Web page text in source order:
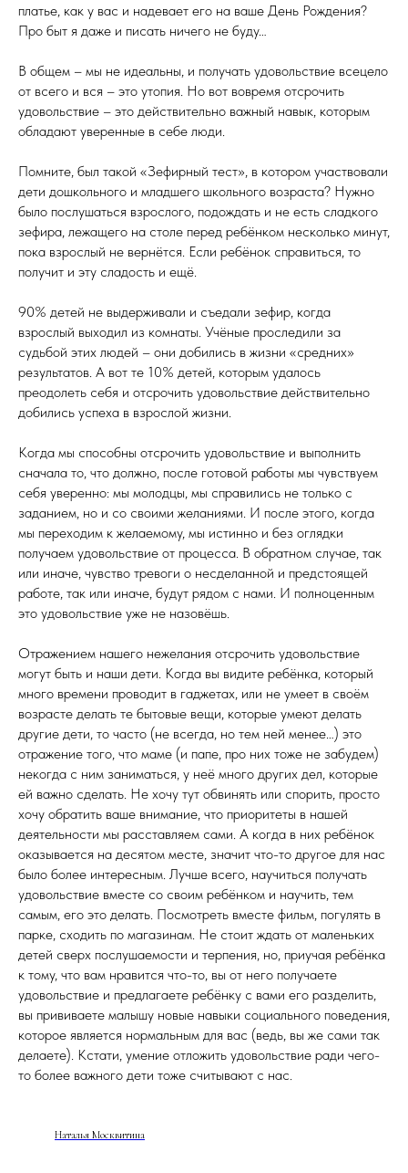
платье, как у вас и надевает его на ваше День Рождения?
Про быт я даже и писать ничего не буду…
В общем – мы не идеальны, и получать удовольствие всецело
от всего и вся – это утопия. Но вот вовремя отсрочить
удовольствие – это действительно важный навык, которым
обладают уверенные в себе люди.
Помните, был такой «Зефирный тест», в котором участвовали
дети дошкольного и младшего школьного возраста? Нужно
было послушаться взрослого, подождать и не есть сладкого
зефира, лежащего на столе перед ребёнком несколько минут,
пока взрослый не вернётся. Если ребёнок справиться, то
получит и эту сладость и ещё.
90% детей не выдерживали и съедали зефир, когда
взрослый выходил из комнаты. Учёные проследили за
судьбой этих людей – они добились в жизни «средних»
результатов. А вот те 10% детей, которым удалось
преодолеть себя и отсрочить удовольствие действительно
добились успеха в взрослой жизни.
Когда мы способны отсрочить удовольствие и выполнить
сначала то, что должно, после готовой работы мы чувствуем
себя уверенно: мы молодцы, мы справились не только с
заданием, но и со своими желаниями. И после этого, когда
мы переходим к желаемому, мы истинно и без оглядки
получаем удовольствие от процесса. В обратном случае, так
или иначе, чувство тревоги о несделанной и предстоящей
работе, так или иначе, будут рядом с нами. И полноценным
это удовольствие уже не назовёшь.
Отражением нашего нежелания отсрочить удовольствие
могут быть и наши дети. Когда вы видите ребёнка, который
много времени проводит в гаджетах, или не умеет в своём
возрасте делать те бытовые вещи, которые умеют делать
другие дети, то часто (не всегда, но тем ней менее…) это
отражение того, что маме (и папе, про них тоже не забудем)
некогда с ним заниматься, у неё много других дел, которые
ей важно сделать. Не хочу тут обвинять или спорить, просто
хочу обратить ваше внимание, что приоритеты в нашей
деятельности мы расставляем сами. А когда в них ребёнок
оказывается на десятом месте, значит что-то другое для нас
было более интересным. Лучше всего, научиться получать
удовольствие вместе со своим ребёнком и научить, тем
самым, его это делать. Посмотреть вместе фильм, погулять в
парке, сходить по магазинам. Не стоит ждать от маленьких
детей сверх послушаемости и терпения, но, приучая ребёнка
к тому, что вам нравится что-то, вы от него получаете
удовольствие и предлагаете ребёнку с вами его разделить,
вы прививаете малышу новые навыки социального поведения,
которое является нормальным для вас (ведь, вы же сами так
делаете). Кстати, умение отложить удовольствие ради чего-
то более важного дети тоже считывают с нас.
Наталья Москвитина